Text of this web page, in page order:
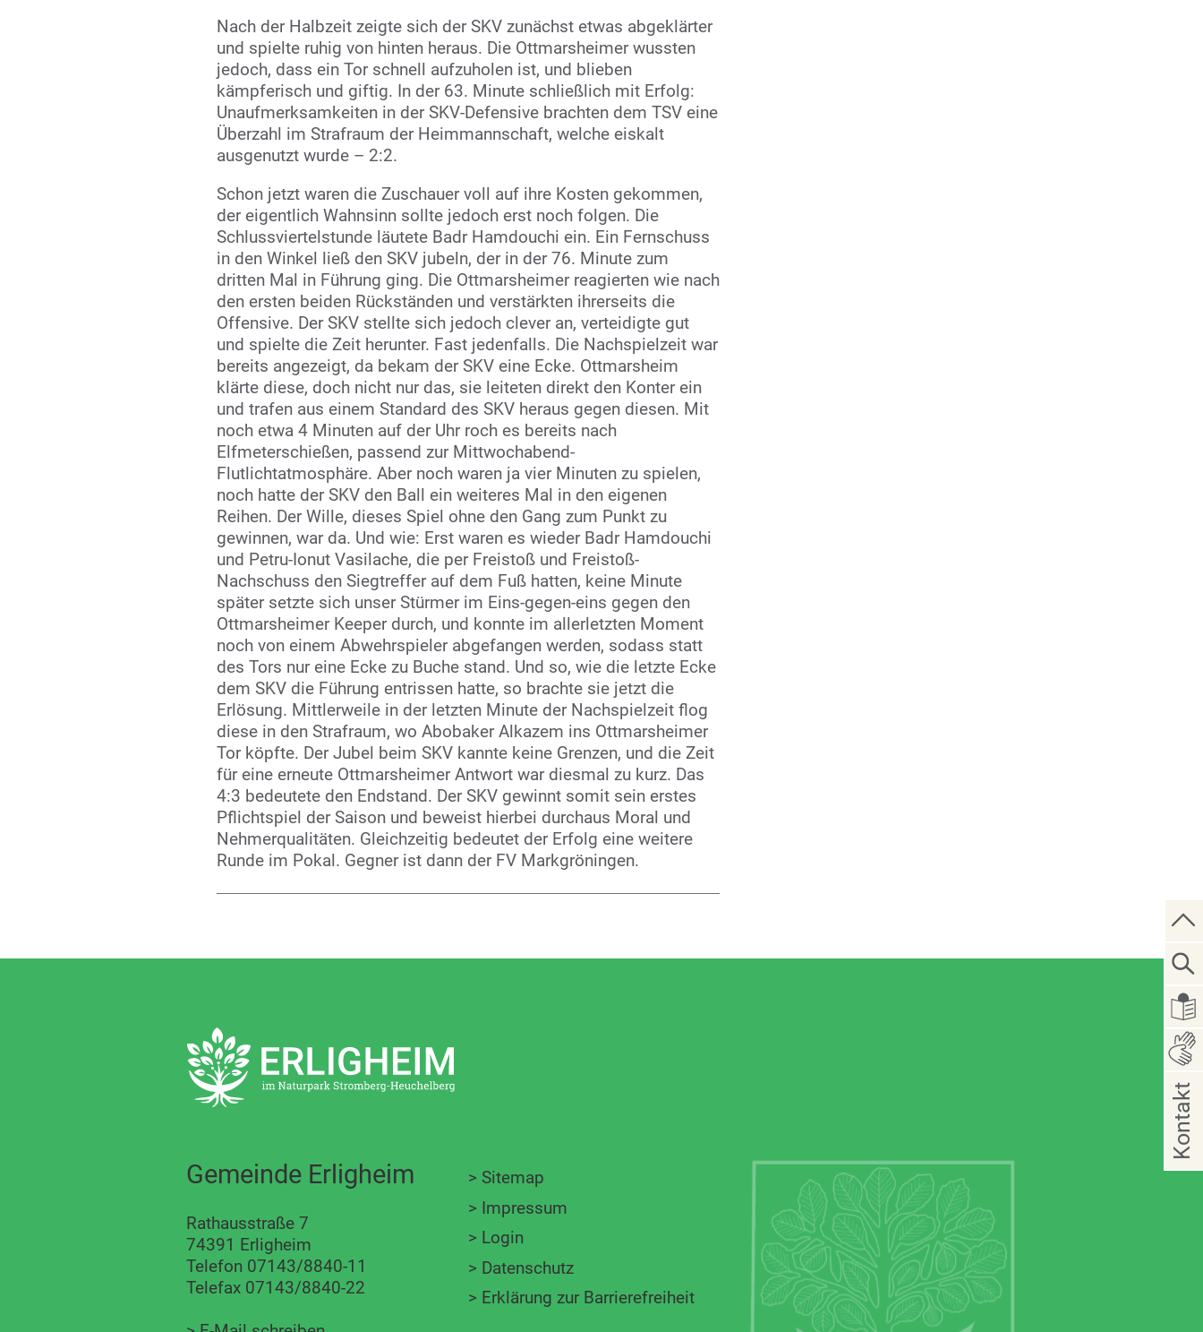
Nach der Halbzeit zeigte sich der SKV zunächst etwas abgeklärter
und spielte ruhig von hinten heraus. Die Ottmarsheimer wussten
jedoch, dass ein Tor schnell aufzuholen ist, und blieben
kämpferisch und giftig. In der 63. Minute schließlich mit Erfolg:
Unaufmerksamkeiten in der SKV-Defensive brachten dem TSV eine
Überzahl im Strafraum der Heimmannschaft, welche eiskalt
ausgenutzt wurde – 2:2.
Schon jetzt waren die Zuschauer voll auf ihre Kosten gekommen,
der eigentlich Wahnsinn sollte jedoch erst noch folgen. Die
Schlussviertelstunde läutete Badr Hamdouchi ein. Ein Fernschuss
in den Winkel ließ den SKV jubeln, der in der 76. Minute zum
dritten Mal in Führung ging. Die Ottmarsheimer reagierten wie nach
den ersten beiden Rückständen und verstärkten ihrerseits die
Offensive. Der SKV stellte sich jedoch clever an, verteidigte gut
und spielte die Zeit herunter. Fast jedenfalls. Die Nachspielzeit war
bereits angezeigt, da bekam der SKV eine Ecke. Ottmarsheim
klärte diese, doch nicht nur das, sie leiteten direkt den Konter ein
und trafen aus einem Standard des SKV heraus gegen diesen. Mit
noch etwa 4 Minuten auf der Uhr roch es bereits nach
Elfmeterschießen, passend zur Mittwochabend-
Flutlichtatmosphäre. Aber noch waren ja vier Minuten zu spielen,
noch hatte der SKV den Ball ein weiteres Mal in den eigenen
Reihen. Der Wille, dieses Spiel ohne den Gang zum Punkt zu
gewinnen, war da. Und wie: Erst waren es wieder Badr Hamdouchi
und Petru-Ionut Vasilache, die per Freistoß und Freistoß-
Nachschuss den Siegtreffer auf dem Fuß hatten, keine Minute
später setzte sich unser Stürmer im Eins-gegen-eins gegen den
Ottmarsheimer Keeper durch, und konnte im allerletzten Moment
noch von einem Abwehrspieler abgefangen werden, sodass statt
des Tors nur eine Ecke zu Buche stand. Und so, wie die letzte Ecke
dem SKV die Führung entrissen hatte, so brachte sie jetzt die
Erlösung. Mittlerweile in der letzten Minute der Nachspielzeit flog
diese in den Strafraum, wo Abobaker Alkazem ins Ottmarsheimer
Tor köpfte. Der Jubel beim SKV kannte keine Grenzen, und die Zeit
für eine erneute Ottmarsheimer Antwort war diesmal zu kurz. Das
4:3 bedeutete den Endstand. Der SKV gewinnt somit sein erstes
Pflichtspiel der Saison und beweist hierbei durchaus Moral und
Nehmerqualitäten. Gleichzeitig bedeutet der Erfolg eine weitere
Runde im Pokal. Gegner ist dann der FV Markgröningen.
Gemeinde Erligheim
Rathausstraße 7
74391 Erligheim
Telefon 07143/8840-11
Telefax 07143/8840-22
> Sitemap
> Impressum
> Login
> Datenschutz
> Erklärung zur Barrierefreiheit
Kontakt